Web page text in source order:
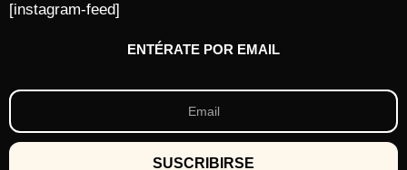
[instagram-feed]
ENTÉRATE POR EMAIL